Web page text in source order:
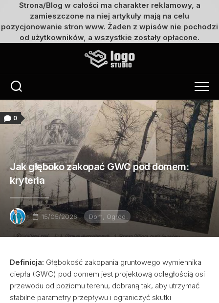
Strona/Blog w całości ma charakter reklamowy, a
zamieszczone na niej artykuły mają na celu
pozycjonowanie stron www. Żaden z wpisów nie pochodzi
od użytkowników, a wszystkie zostały opłacone.
0
Jak głęboko zakopać GWC pod domem:
kryteria
15/05/2026 Dom, Ogród
Definicja: Głębokość zakopania gruntowego wymiennika
ciepła (GWC) pod domem jest projektową odległością osi
przewodu od poziomu terenu, dobraną tak, aby utrzymać
stabilne parametry przepływu i ograniczyć skutki